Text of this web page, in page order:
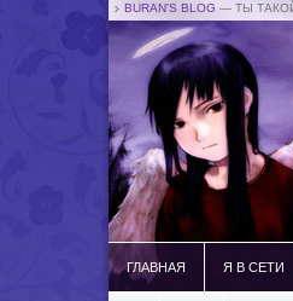
BURAN'S BLOG — ТЫ
ГЛАВНАЯ Я В СЕТИ